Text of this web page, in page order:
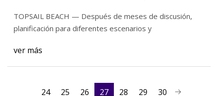
TOPSAIL BEACH — Después de meses de discusión,
planificación para diferentes escenarios y
ver más
24 25 26 27 28 29 30